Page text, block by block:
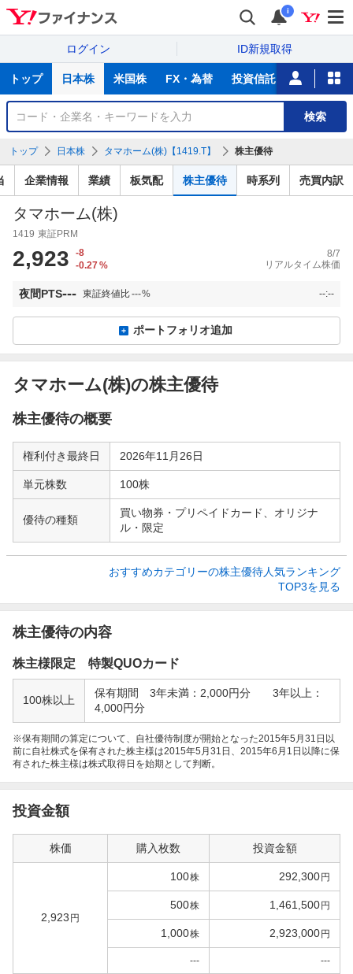
i
ログイン ID新規取得
サ
トップ 日本株 米国株 FX・為替 投資信託 ニュース
銘
検
検索
トップ 日本株 タマホーム(株)【1419.T】 株主優待
企業情報 業績 板気配 株主優待 時系列 売買内訳
タマホーム(株)
1419 東証PRM
2,923
-8
-0.27%
8/7
リアルタイム株価
夜間PTS--- 東証終値比---% --:--
ポートフォリオ追加
タマホーム(株)の株主優待
株主優待の概要
権利付き最終日 2026年11月26日
単元株数 100株
優待の種類
買い物券・プリペイドカード、オリジナ
ル・限定
おすすめカテゴリーの株主優待人気ランキング
TOP3を見る
株主優待の内容
株主様限定 特製QUOカード
100株以上
保有期間 3年未満：2,000円分 3年以上：
4,000円分
※保有期間の算定について、自社優待制度が開始となった2015年5月31日以
前に自社株式を保有された株主様は2015年5月31日、2015年6月1日以降に保
有された株主様は株式取得日を始期として判断。
投資金額
株価 購入枚数 投資金額
2,923 円
100株 292,300円
500株 1,461,500円
1,000株 2,923,000円
--- ---